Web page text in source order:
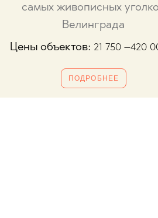
самых живописных
Велинграда
Цены объектов: 21 750 –420
ПОДРОБНЕЕ